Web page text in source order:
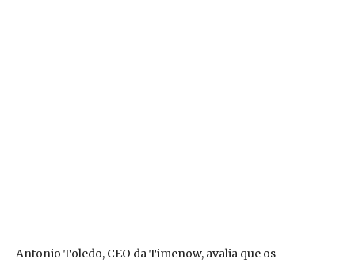
Antonio Toledo, CEO da Timenow, avalia que os